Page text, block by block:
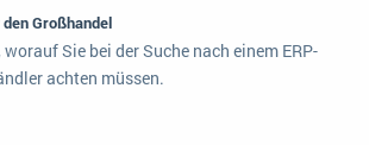
Großhandel
Sie bei der Suche nach einem ERP-
achten müssen.